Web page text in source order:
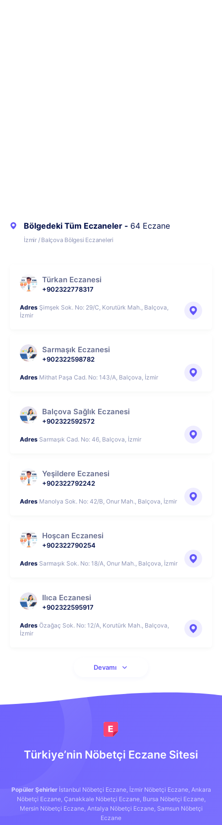
Bölgedeki Tüm Eczaneler - 64 Eczane
İzmir / Balçova Bölgesi Eczaneleri
Türkan Eczanesi
+902322778317
Adres Şimşek Sok. No: 29/C, Korutürk Mah., Balçova,
İzmir
Sarmaşık Eczanesi
+902322598782
Adres Mithat Paşa Cad. No: 143/A, Balçova, İzmir
Balçova Sağlık Eczanesi
+902322592572
Adres Sarmaşık Cad. No: 46, Balçova, İzmir
Yeşildere Eczanesi
+902322792242
Adres Manolya Sok. No: 42/B, Onur Mah., Balçova, İzmir
Hoşcan Eczanesi
+902322790254
Adres Sarmaşık Sok. No: 18/A, Onur Mah., Balçova, İzmir
Ilıca Eczanesi
+902322595917
Adres Özağaç Sok. No: 12/A, Korutürk Mah., Balçova,
İzmir
Devamı
Türkiye’nin Nöbetçi Eczane Sitesi
Popüler Şehirler İstanbul Nöbetçi Eczane, İzmir Nöbetçi Eczane, Ankara
Nöbetçi Eczane, Çanakkale Nöbetçi Eczane, Bursa Nöbetçi Eczane,
Mersin Nöbetçi Eczane, Antalya Nöbetçi Eczane, Samsun Nöbetçi
Eczane